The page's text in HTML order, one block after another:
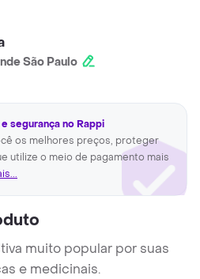
São Paulo
segurança no Rappi
os melhores preços, proteger
utilize o meio de pagamento mais
muito popular por suas
e medicinais.